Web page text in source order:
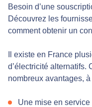
Besoin d’une
Découvrez les
comment obtenir un
Il existe en France
d’électricité alternatifs.
nombreux avantages, à
Une mise en